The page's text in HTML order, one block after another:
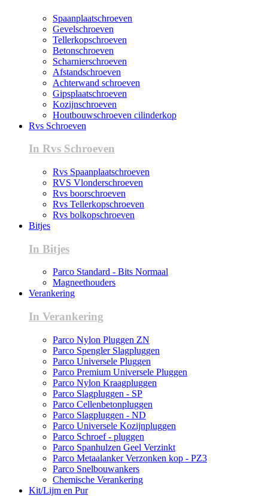
Spaanplaatschroeven
Gevelschroeven
Tellerkopschroeven
Betonschroeven
Scharnierschroeven
Afstandschroeven
Achterwand schroeven
Gipsplaatschroeven
Kozijnschroeven
Houtbouwschroeven cilinderkop
Rvs Schroeven
In Rvs Schroeven
Rvs Spaanplaatschroeven
RVS Vlonderschroeven
Rvs boorschroeven
Rvs Tellerkopschroeven
Rvs bolkopschroeven
Bitjes
In Bitjes
Parco Standard - Bits Normaal
Magneethouders
Verankering
In Verankering
Parco Nylon Pluggen ZN
Parco Spengler Slagpluggen
Parco Universele Pluggen
Parco Premium Universele Pluggen
Parco Nylon Kraagpluggen
Parco Slagpluggen - SP
Parco Cellenbetonpluggen
Parco Slagpluggen - ND
Parco Universele Kozijnpluggen
Parco Schroef - pluggen
Parco Spanhulzen Geel Verzinkt
Parco Metaalanker Verzonken kop - PZ3
Parco Snelbouwankers
Chemische Verankering
Kit/Lijm en Pur